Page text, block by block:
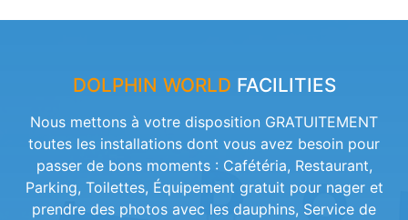
DOLPHIN WORLD FACILITIES
Nous mettons à votre disposition GRATUITEMENT
toutes les installations dont vous avez besoin pour
passer de bons moments : Cafétéria, Restaurant,
Parking, Toilettes, Équipement gratuit pour nager et
prendre des photos avec les dauphins, Service de